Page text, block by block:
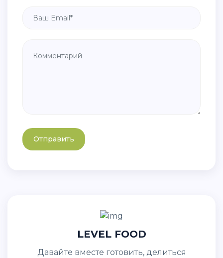
Отправить
LEVEL FOOD
Давайте вместе готовить, делиться